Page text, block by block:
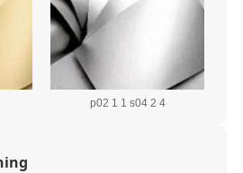
p02 1 1 s04 2 4